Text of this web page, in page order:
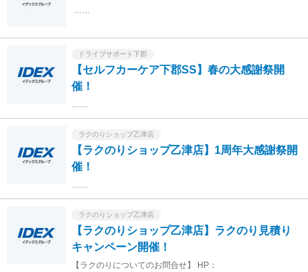
……
ドライブサポート下郡
【セルフカーケア下郡SS】春の大感謝祭開
催！
ラクのりショップ乙津店
【ラクのりショップ乙津店】1周年大感謝祭開
催！
ラクのりショップ乙津店
【ラクのりショップ乙津店】ラクのり見積り
キャンペーン開催！
【ラクのりについてのお問合せ】 HP：